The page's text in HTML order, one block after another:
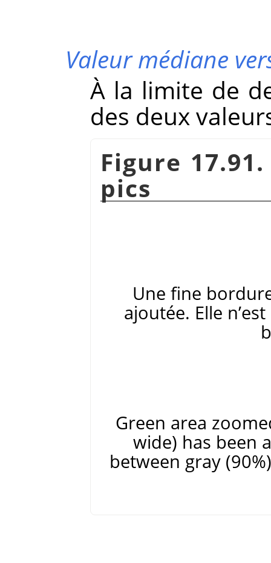
Valeur médiane
À la limite de
des deux
Figure
pics
Une fine
ajoutée. Elle
Green area
wide) has been
between gray